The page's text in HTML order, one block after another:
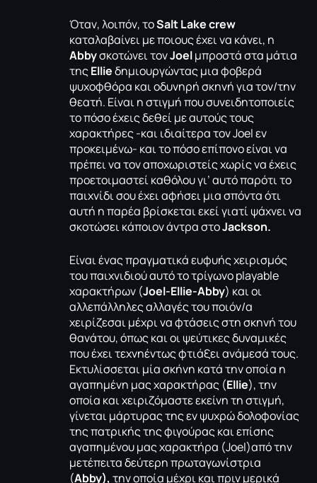
Όταν, λοιπόν, τοSalt Lake crew
καταλαβαίνει με ποιους έχει να κάνει, η
Abbyσκοτώνει τονJoelμπροστά στα μάτια
τηςEllieδημιουργώντας μια φοβερά
ψυχοφθόρα και οδυνηρή σκηνή για τον/την
θεατή. Είναι η στιγμή που συνειδητοποιείς
το πόσο έχεις δεθεί με αυτούς τους
χαρακτήρες -και ιδιαίτερα τον Joel εν
προκειμένω- και το πόσο επίπονο είναι να
πρέπει να τον αποχωριστείς χωρίς να έχεις
προετοιμαστεί καθόλου γι’ αυτό παρότι το
παιχνίδι σου έχει αφήσει μια σπόντα ότι
αυτή η παρέα βρίσκεται εκεί γιατί ψάχνει να
σκοτώσει κάποιον άντρα στοJackson.
Είναι ένας πραγματικά ευφυής χειρισμός
του παιχνιδιού αυτό το τρίγωνο playable
χαρακτήρων (Joel-Ellie-Abby) και οι
αλλεπάλληλες αλλαγές του ποιόν/α
χειρίζεσαι μέχρι να φτάσεις στη σκηνή του
θανάτου, όπως και οι ψεύτικες δυναμικές
που έχει τεχνηέντως φτιάξει ανάμεσά τους.
Εκτυλίσσεται μία σκήνη κατά την οποία η
αγαπημένη μας χαρακτήρας (Ellie), την
οποία και χειριζόμαστε εκείνη τη στιγμή,
γίνεται μάρτυρας της εν ψυχρώ δολοφονίας
της πατρικής της φιγούρας και επίσης
αγαπημένου μας χαρακτήρα (Joel)από την
μετέπειτα δεύτερη πρωταγωνίστρια
(Abby), την οποία μέχρι και πριν μερικά